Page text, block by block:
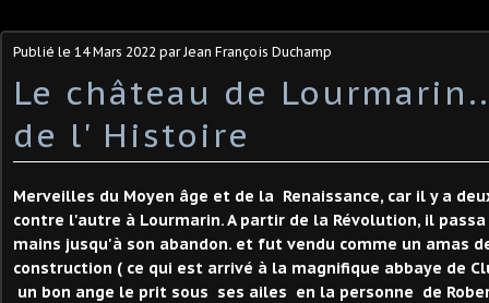
Publié le 14 Mars 2022 par Jean François Duchamp
Le château de
de l' Histoire
Merveilles du Moyen âge et de la Renaissance, car il y a
contre l'autre à Lourmarin. A partir de la Révolution, il
mains jusqu'à son abandon. et fut vendu comme un amas
construction ( ce qui est arrivé à la magnifique abbaye de
un bon ange le prit sous ses ailes en la personne de